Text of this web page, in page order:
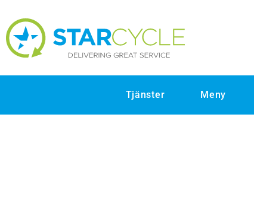
Tjänster Meny